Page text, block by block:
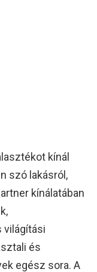
kínál
szó lakásról,
kínálatában
világítási
és
egész sora. A